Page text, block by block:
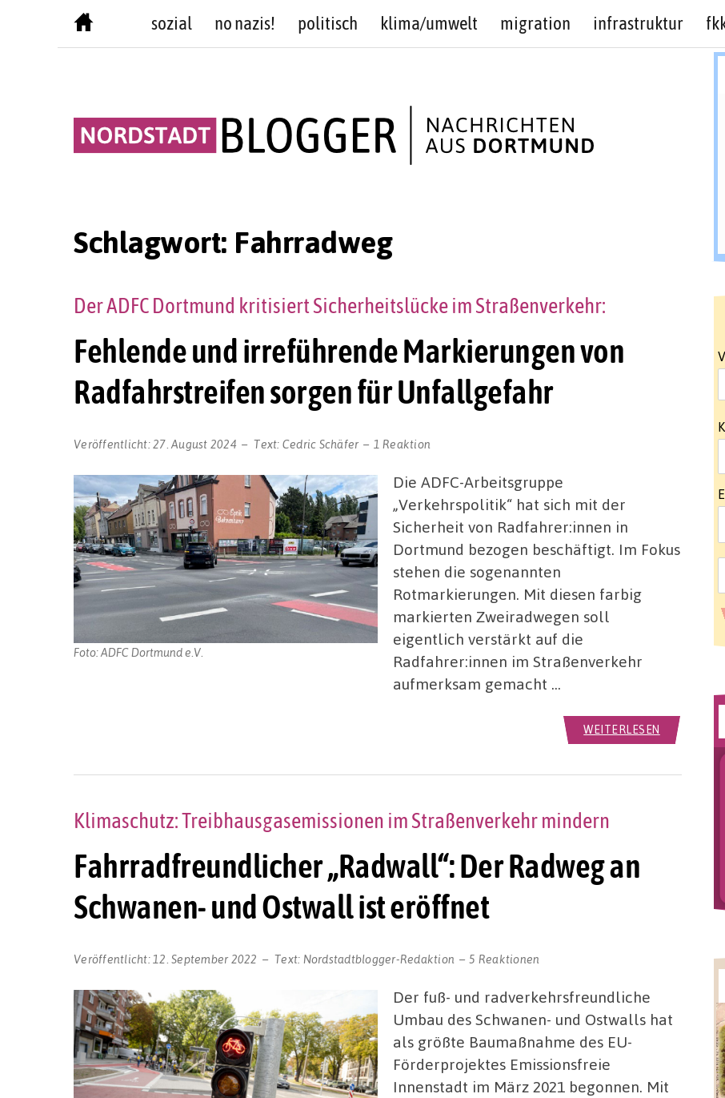
sozial no nazis! politisch klima/umwelt migration infrastruktur
Schlagwort: Fahrradweg
Fehlende und irreführende Markierungen von
Radfahrstreifen sorgen für Unfallgefahr
Der ADFC Dortmund kritisiert Sicherheitslücke im Straßenverkehr:
Veröffentlicht:27. August 2024 Text: Cedric Schäfer 1 Reaktion
Foto: ADFC Dortmund e.V.
Die ADFC-Arbeitsgruppe
„Verkehrspolitik“ hat sich mit der
Sicherheit von Radfahrer:innen in
Dortmund bezogen beschäftigt. Im Fokus
stehen die sogenannten
Rotmarkierungen. Mit diesen farbig
markierten Zweiradwegen soll
eigentlich verstärkt auf die
Radfahrer:innen im Straßenverkehr
aufmerksam gemacht …
WEITERLESEN
Fahrradfreundlicher „Radwall“: Der Radweg an
Schwanen- und Ostwall ist eröffnet
Klimaschutz: Treibhausgasemissionen im Straßenverkehr mindern
Veröffentlicht: 12. September 2022 Text: Nordstadtblogger-Redaktion 5 Reaktionen
Der fuß- und radverkehrsfreundliche
Umbau des Schwanen- und Ostwalls hat
als größte Baumaßnahme des EU-
Förderprojektes Emissionsfreie
Innenstadt im März 2021 begonnen. Mit